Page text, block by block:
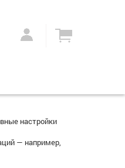
настройки
— например,